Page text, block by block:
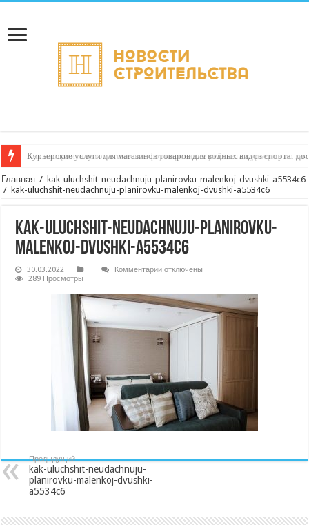
Курьерские услуги для магазинов товаров для водных видов спорта:
Как настроить автоматическое формирование рейтинга курьеров по
Главная / kak-uluchshit-neudachnuju-planirovku-malenkoj-dvushki-a5534c6
/ kak-uluchshit-neudachnuju-planirovku-malenkoj-dvushki-a5534c6
kak-uluchshit-neudachnuju-planirovku-
malenkoj-dvushki-a5534c6
30.03.2022 Комментариик
uluchshit-
neudachnuju-
planirovku-
malenkoj-
dvushki-
a5534c6
отключены
289 Просмотры
Предыдущий
kak-uluchshit-neudachnuju-
planirovku-malenkoj-dvushki-
a5534c6